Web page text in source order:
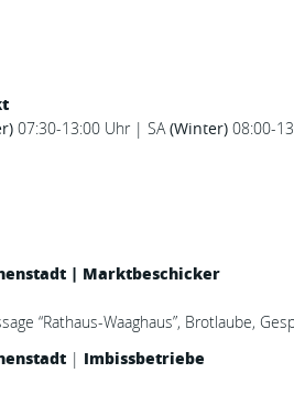
07:30-13:00 Uhr | SA(Winter) 08:00-
| Marktbeschicker
“Rathaus-Waaghaus”, Brotlaube,
| Imbissbetriebe